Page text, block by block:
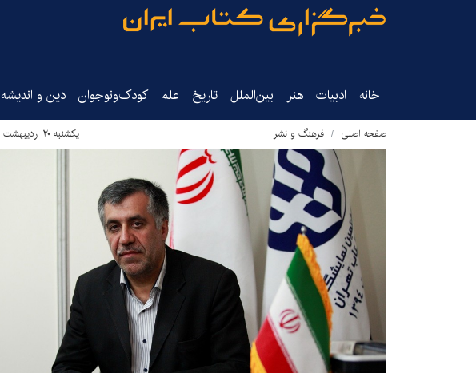
خانه ادبیات هنر بین‌الملل تاریخ‌ علم کودک‌ونوجوان دین و اندیشه
صفحه اصلی فرهنگ و نشر یکشنبه ۲۰ اردیبهشت ۱۳۹۴ - ۱۵:۳۱